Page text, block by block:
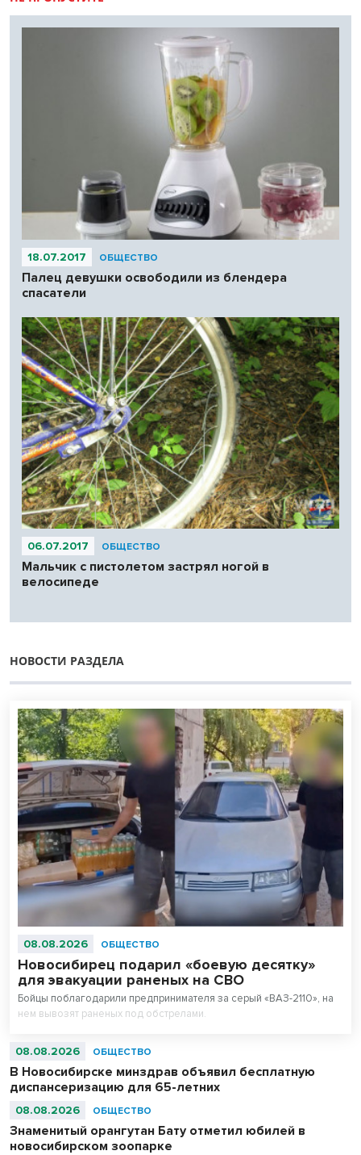
18.07.2017 ОБЩЕСТВО
Палец девушки освободили из блендера
спасатели
06.07.2017 ОБЩЕСТВО
Мальчик с пистолетом застрял ногой в
велосипеде
НОВОСТИ РАЗДЕЛА
08.08.2026 ОБЩЕСТВО
Новосибирец подарил «боевую десятку»
для эвакуации раненых на СВО
Бойцы поблагодарили предпринимателя за серый «ВАЗ-2110», на
нем вывозят раненых под обстрелами.
08.08.2026 ОБЩЕСТВО
В Новосибирске минздрав объявил бесплатную
диспансеризацию для 65-летних
08.08.2026 ОБЩЕСТВО
Знаменитый орангутан Бату отметил юбилей в
новосибирском зоопарке